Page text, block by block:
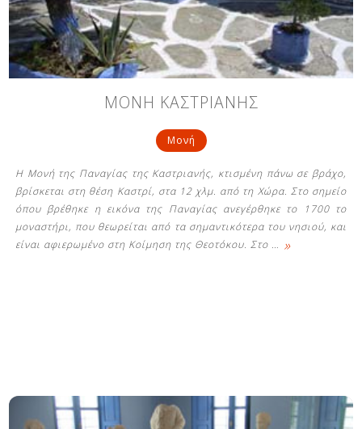
ΜΟΝΗ ΚΑΣΤΡΙΑΝΗΣ
Μονή
Η Μονή της Παναγίας της Καστριανής, κτισμένη πάνω σε βράχο,
βρίσκεται στη θέση Καστρί, στα 12 χλμ. από τη Χώρα. Στο σημείο
όπου βρέθηκε η εικόνα της Παναγίας ανεγέρθηκε το 1700 το
μοναστήρι, που θεωρείται από τα σημαντικότερα του νησιού, και
είναι αφιερωμένο στη Κοίμηση της Θεοτόκου. Στο … »